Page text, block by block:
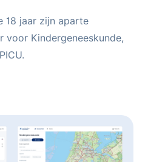
18 jaar zijn aparte
voor Kindergeneeskunde,